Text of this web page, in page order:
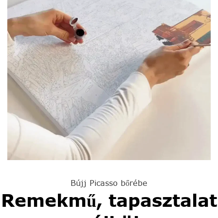
Bújj Picasso bőrébe
Remekmű, tapasztalat